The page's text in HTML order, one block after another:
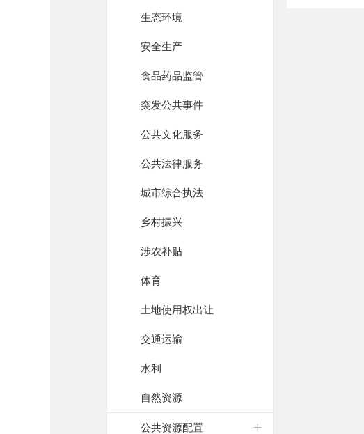
生态环境
安全生产
食品药品监管
突发公共事件
公共文化服务
公共法律服务
城市综合执法
乡村振兴
涉农补贴
体育
土地使用权出让
交通运输
水利
自然资源
公共资源配置